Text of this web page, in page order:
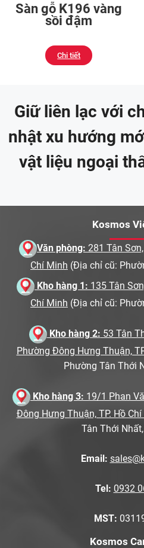
Sàn gỗ K196 vàng
sồi đậm
Chi tiết
Giữ liên lạc với
nhật xu hướng
vật liệu ngoại
Kosmos
Văn phòng: 281 Tân
Chí Minh (Địa chỉ cũ:
Kho hàng 1: 135 Tân
Chí Minh (Địa chỉ cũ:
Kho hàng 2: 53 Tân
Phường Đông Hưng Thuận,
Phường Tân Thới
Kho hàng 3: 19/1 Phan
Đông Hưng Thuận, TP. Hồ
Tân Thới
Email:
Tel: 0932
MST:
Kosmos